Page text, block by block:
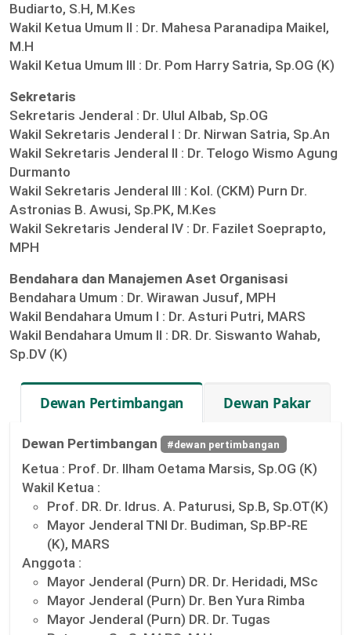
Budiarto, S.H, M.Kes
Wakil Ketua Umum II : Dr. Mahesa Paranadipa Maikel,
M.H
Wakil Ketua Umum III : Dr. Pom Harry Satria, Sp.OG (K)
Sekretaris
Sekretaris Jenderal : Dr. Ulul Albab, Sp.OG
Wakil Sekretaris Jenderal I : Dr. Nirwan Satria, Sp.An
Wakil Sekretaris Jenderal II : Dr. Telogo Wismo Agung
Durmanto
Wakil Sekretaris Jenderal III : Kol. (CKM) Purn Dr.
Astronias B. Awusi, Sp.PK, M.Kes
Wakil Sekretaris Jenderal IV : Dr. Fazilet Soeprapto,
MPH
Bendahara dan Manajemen Aset Organisasi
Bendahara Umum : Dr. Wirawan Jusuf, MPH
Wakil Bendahara Umum I : Dr. Asturi Putri, MARS
Wakil Bendahara Umum II : DR. Dr. Siswanto Wahab,
Sp.DV (K)
Dewan Pertimbangan Dewan Pakar
Dewan Pertimbangan #dewan pertimbangan
Ketua : Prof. Dr. Ilham Oetama Marsis, Sp.OG (K)
Wakil Ketua :
Prof. DR. Dr. Idrus. A. Paturusi, Sp.B, Sp.OT(K)
Mayor Jenderal TNI Dr. Budiman, Sp.BP-RE
(K), MARS
Anggota :
Mayor Jenderal (Purn) DR. Dr. Heridadi, MSc
Mayor Jenderal (Purn) Dr. Ben Yura Rimba
Mayor Jenderal (Purn) DR. Dr. Tugas